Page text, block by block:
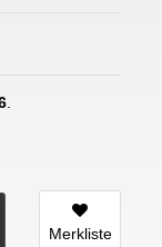
Merkliste